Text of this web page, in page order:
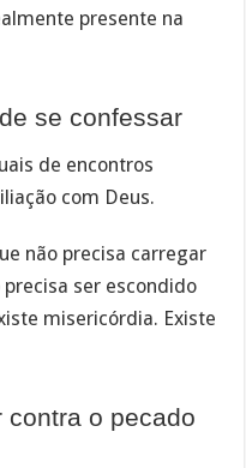
presente na
se confessar
de encontros
com Deus.
não precisa carregar
precisa ser escondido
misericórdia. Existe
contra o pecado